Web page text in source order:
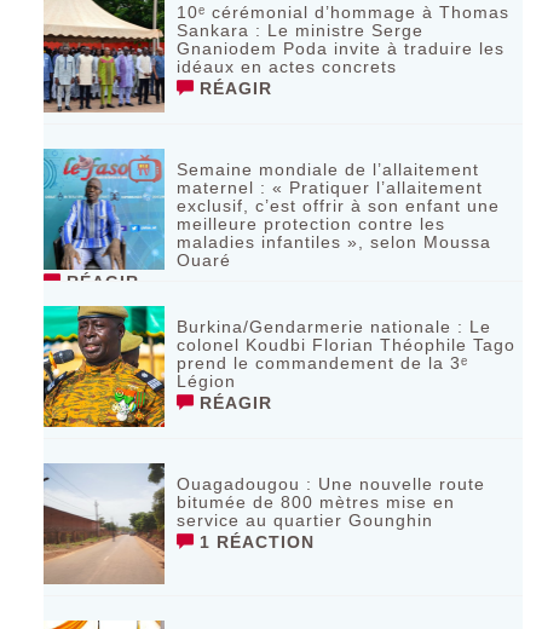
10ᵉ cérémonial d’hommage à Thomas
Sankara : Le ministre Serge
Gnaniodem Poda invite à traduire les
idéaux en actes concrets
RÉAGIR
Semaine mondiale de l’allaitement
maternel : « Pratiquer l’allaitement
exclusif, c’est offrir à son enfant une
meilleure protection contre les
maladies infantiles », selon Moussa
Ouaré
RÉAGIR
Burkina/Gendarmerie nationale : Le
colonel Koudbi Florian Théophile Tago
prend le commandement de la 3ᵉ
Légion
RÉAGIR
Ouagadougou : Une nouvelle route
bitumée de 800 mètres mise en
service au quartier Gounghin
1 RÉACTION